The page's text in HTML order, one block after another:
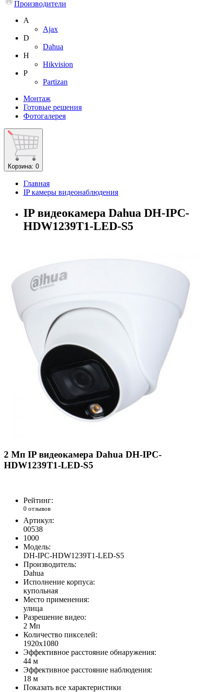
Производители
A
Ajax
D
Dahua
H
Hikvision
P
Partizan
Монтаж
Готовые решения
Фотогалерея
Корзина: 0
Главная
IP камеры видеонаблюдения
IP видеокамера Dahua DH-IPC-
HDW1239T1-LED-S5
2 Мп IP видеокамера Dahua DH-IPC-
HDW1239T1-LED-S5
Рейтинг:
0 отзывов
Артикул:
00538
1000
Модель:
DH-IPC-HDW1239T1-LED-S5
Производитель:
Dahua
Исполнение корпуса:
купольная
Место применения:
улица
Разрешение видео:
2 Мп
Количество пикселей:
1920х1080
Эффективное расстояние обнаружения:
44 м
Эффективное расстояние наблюдения:
18 м
Показать все характеристики